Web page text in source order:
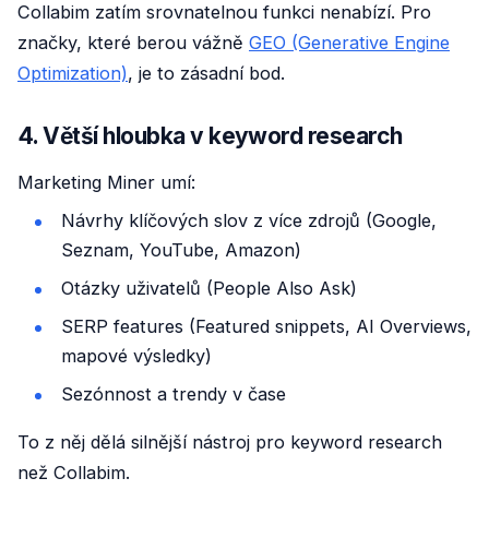
Collabim zatím srovnatelnou funkci nenabízí. Pro
značky, které berou vážně GEO (Generative Engine
Optimization), je to zásadní bod.
4. Větší hloubka v keyword research
Marketing Miner umí:
Návrhy klíčových slov z více zdrojů (Google,
Seznam, YouTube, Amazon)
Otázky uživatelů (People Also Ask)
SERP features (Featured snippets, AI Overviews,
mapové výsledky)
Sezónnost a trendy v čase
To z něj dělá silnější nástroj pro keyword research
než Collabim.